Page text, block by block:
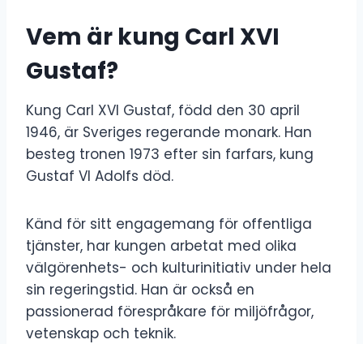
Vem är kung Carl XVI
Gustaf?
Kung Carl XVI Gustaf, född den 30 april
1946, är Sveriges regerande monark. Han
besteg tronen 1973 efter sin farfars, kung
Gustaf VI Adolfs död.
Känd för sitt engagemang för offentliga
tjänster, har kungen arbetat med olika
välgörenhets- och kulturinitiativ under hela
sin regeringstid. Han är också en
passionerad förespråkare för miljöfrågor,
vetenskap och teknik.